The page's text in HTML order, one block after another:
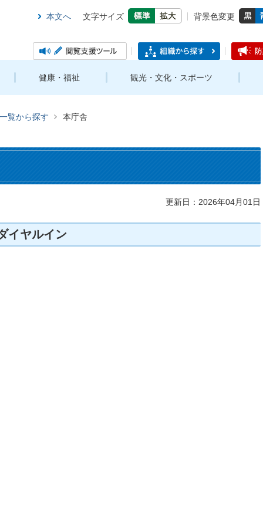
本文へ 文字サイズ
背景色変更
健康・福祉 観光・文化・スポーツ
一覧から探す 本庁舎
更新日：2026年04月01日
イヤルイン